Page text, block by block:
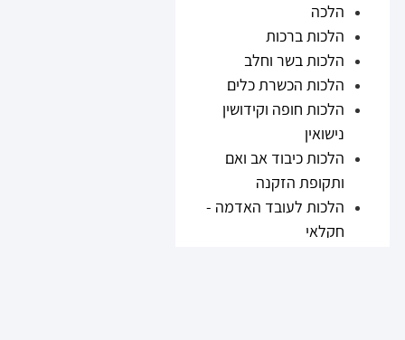
הלכה
הלכות ברכות
הלכות בשר וחלב
הלכות הכשרת כלים
הלכות חופה וקידושין
נישואין
הלכות כיבוד אב ואם
ותקופת הזקנה
הלכות לעובד האדמה -
חקלאי